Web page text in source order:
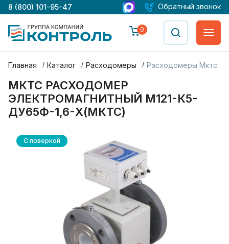
8 (800) 101-95-47 Обратный звонок
0
Главная Каталог Расходомеры Расходомеры Мктс
МКТС РАСХОДОМЕР
ЭЛЕКТРОМАГНИТНЫЙ М121-К5-
ДУ65Ф-1,6-Х(МКТС)
С поверкой